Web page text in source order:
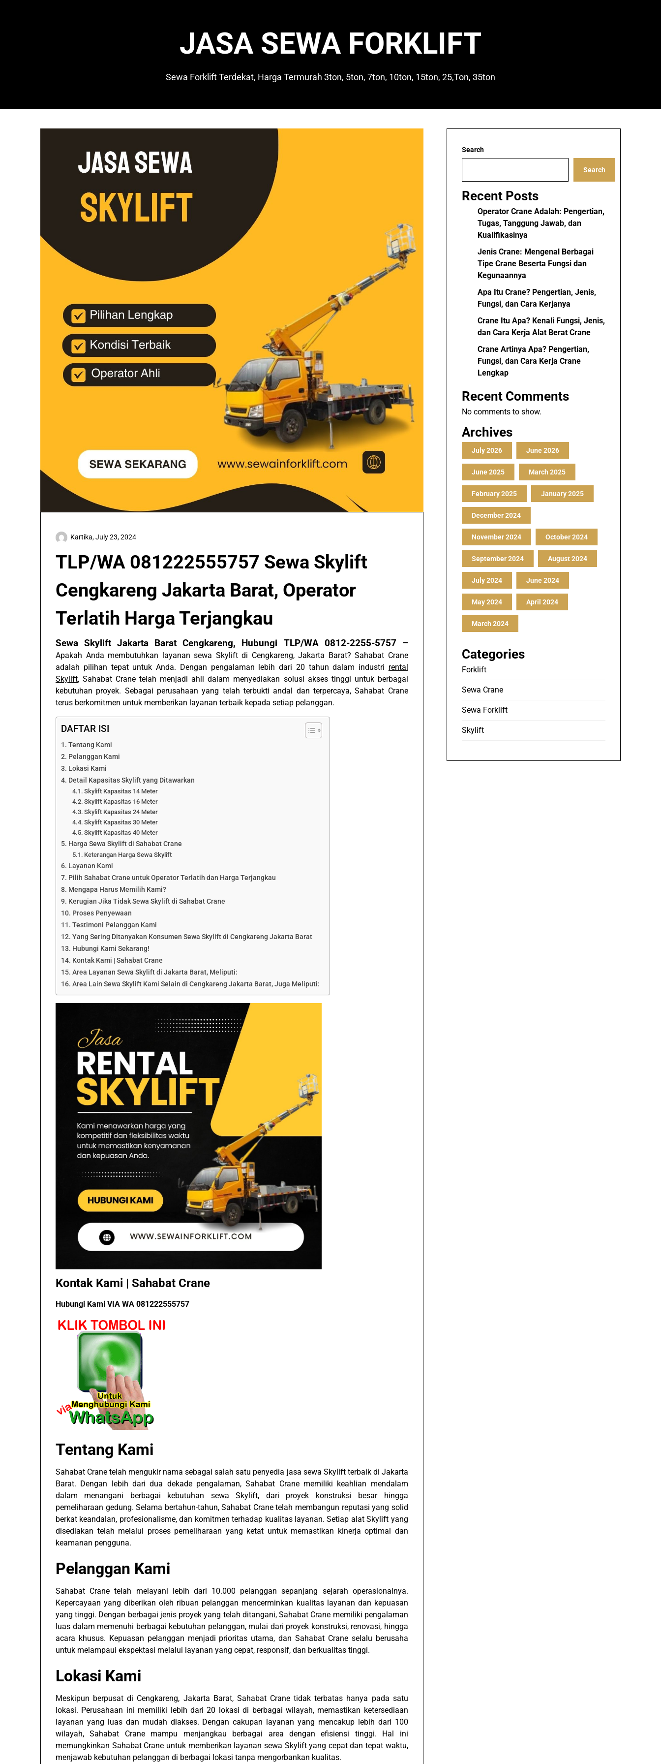
JASA SEWA FORKLIFT
Sewa Forklift Terdekat, Harga Termurah 3ton, 5ton, 7ton, 10ton, 15ton, 25,Ton, 35ton
TLP/WA 081222555757 Sewa Skylift
Cengkareng Jakarta Barat, Operator
Terlatih Harga Terjangkau
Kartika,July 23, 2024
Sewa Skylift Jakarta Barat Cengkareng, Hubungi TLP/WA 0812-2255-5757 –
Apakah Anda membutuhkan layanan sewa Skylift di Cengkareng, Jakarta Barat? Sahabat Crane
adalah pilihan tepat untuk Anda. Dengan pengalaman lebih dari 20 tahun dalam industri rental
Skylift, Sahabat Crane telah menjadi ahli dalam menyediakan solusi akses tinggi untuk berbagai
kebutuhan proyek. Sebagai perusahaan yang telah terbukti andal dan terpercaya, Sahabat Crane
terus berkomitmen untuk memberikan layanan terbaik kepada setiap pelanggan.
DAFTAR ISI
Tentang Kami
Pelanggan Kami
Lokasi Kami
Detail Kapasitas Skylift yang Ditawarkan
Skylift Kapasitas 14 Meter
Skylift Kapasitas 16 Meter
Skylift Kapasitas 24 Meter
Skylift Kapasitas 30 Meter
Skylift Kapasitas 40 Meter
Harga Sewa Skylift di Sahabat Crane
Keterangan Harga Sewa Skylift
Layanan Kami
Pilih Sahabat Crane untuk Operator Terlatih dan Harga Terjangkau
Mengapa Harus Memilih Kami?
Kerugian Jika Tidak Sewa Skylift di Sahabat Crane
Proses Penyewaan
Testimoni Pelanggan Kami
Yang Sering Ditanyakan Konsumen Sewa Skylift di Cengkareng Jakarta Barat
Hubungi Kami Sekarang!
Kontak Kami | Sahabat Crane
Area Layanan Sewa Skylift di Jakarta Barat, Meliputi:
Area Lain Sewa Skylift Kami Selain di Cengkareng Jakarta Barat, Juga Meliputi:
Kontak Kami | Sahabat Crane
Hubungi Kami VIA WA 081222555757
Tentang Kami
Sahabat Crane telah mengukir nama sebagai salah satu penyedia jasa sewa Skylift terbaik di Jakarta
Barat. Dengan lebih dari dua dekade pengalaman, Sahabat Crane memiliki keahlian mendalam
dalam menangani berbagai kebutuhan sewa Skylift, dari proyek konstruksi besar hingga
pemeliharaan gedung. Selama bertahun-tahun, Sahabat Crane telah membangun reputasi yang solid
berkat keandalan, profesionalisme, dan komitmen terhadap kualitas layanan. Setiap alat Skylift yang
disediakan telah melalui proses pemeliharaan yang ketat untuk memastikan kinerja optimal dan
keamanan pengguna.
Pelanggan Kami
Sahabat Crane telah melayani lebih dari 10.000 pelanggan sepanjang sejarah operasionalnya.
Kepercayaan yang diberikan oleh ribuan pelanggan mencerminkan kualitas layanan dan kepuasan
yang tinggi. Dengan berbagai jenis proyek yang telah ditangani, Sahabat Crane memiliki pengalaman
luas dalam memenuhi berbagai kebutuhan pelanggan, mulai dari proyek konstruksi, renovasi, hingga
acara khusus. Kepuasan pelanggan menjadi prioritas utama, dan Sahabat Crane selalu berusaha
untuk melampaui ekspektasi melalui layanan yang cepat, responsif, dan berkualitas tinggi.
Lokasi Kami
Meskipun berpusat di Cengkareng, Jakarta Barat, Sahabat Crane tidak terbatas hanya pada satu
lokasi. Perusahaan ini memiliki lebih dari 20 lokasi di berbagai wilayah, memastikan ketersediaan
layanan yang luas dan mudah diakses. Dengan cakupan layanan yang mencakup lebih dari 100
wilayah, Sahabat Crane mampu menjangkau berbagai area dengan efisiensi tinggi. Hal ini
memungkinkan Sahabat Crane untuk memberikan layanan sewa Skylift yang cepat dan tepat waktu,
menjawab kebutuhan pelanggan di berbagai lokasi tanpa mengorbankan kualitas.
Search
Search
Recent Posts
Operator Crane Adalah: Pengertian,
Tugas, Tanggung Jawab, dan
Kualifikasinya
Jenis Crane: Mengenal Berbagai
Tipe Crane Beserta Fungsi dan
Kegunaannya
Apa Itu Crane? Pengertian, Jenis,
Fungsi, dan Cara Kerjanya
Crane Itu Apa? Kenali Fungsi, Jenis,
dan Cara Kerja Alat Berat Crane
Crane Artinya Apa? Pengertian,
Fungsi, dan Cara Kerja Crane
Lengkap
Recent Comments
No comments to show.
Archives
July 2026 June 2026
June 2025 March 2025
February 2025 January 2025
December 2024
November 2024 October 2024
September 2024 August 2024
July 2024 June 2024
May 2024 April 2024
March 2024
Categories
Forklift
Sewa Crane
Sewa Forklift
Skylift